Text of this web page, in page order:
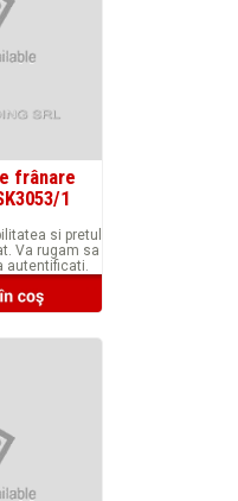
frânare
1
si pretul
Va rugam sa
autentificati.